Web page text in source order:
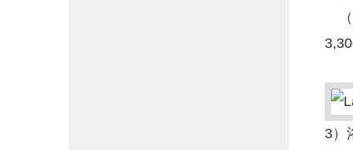
（
3）